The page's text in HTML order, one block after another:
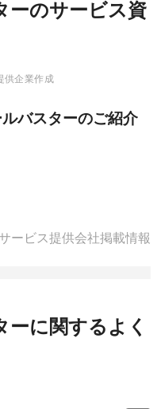
ーのサービス資
供企業作成
バスターのご紹介
ービス提供会社掲載情報
ーに関するよく